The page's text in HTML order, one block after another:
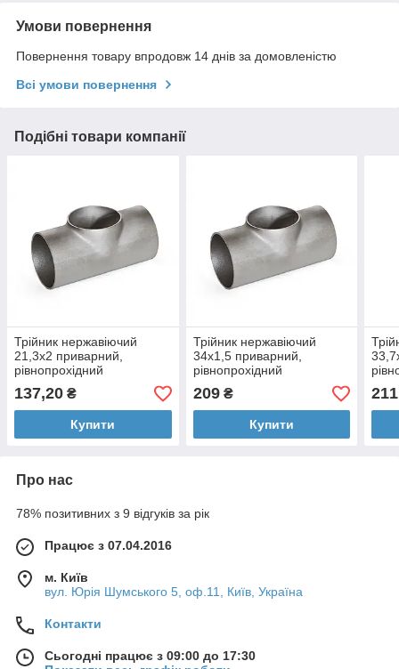
Умови повернення
Повернення товару впродовж 14 днів за домовленістю
Всі умови повернення
Подібні товари компанії
Трійник нержавіючий
21,3х2 приварний,
рівнопрохідний
137,20 ₴
Купити
Трійник нержавіючий
34х1,5 приварний,
рівнопрохідний
209₴
Купити
211
Про нас
78% позитивних з 9 відгуків за рік
Працює з 07.04.2016
м. Київ
вул. Юрія Шумського 5, оф.11, Київ, Україна
Контакти
Сьогодні працює з 09:00 до 17:30